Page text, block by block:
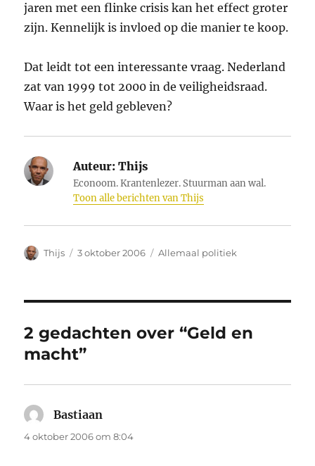
jaren met een flinke crisis kan het effect groter
zijn. Kennelijk is invloed op die manier te koop.
Dat leidt tot een interessante vraag. Nederland
zat van 1999 tot 2000 in de veiligheidsraad.
Waar is het geld gebleven?
Auteur: Thijs
Econoom. Krantenlezer. Stuurman aan wal.
Toon alle berichten van Thijs
Auteur
Thijs
Geplaatst
3 oktober 2006 Categorieën
Allemaal politiek
2 gedachten over “Geld en
macht”
Bastiaan
4 oktober 2006 om 8:04